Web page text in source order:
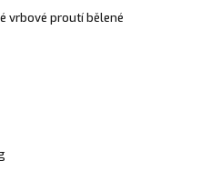
vrbové proutí bělené